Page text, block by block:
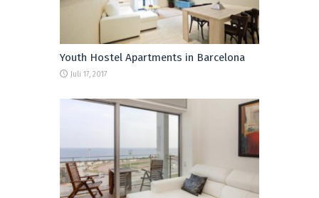
Youth Hostel Apartments in Barcelona
Juli 17, 2017